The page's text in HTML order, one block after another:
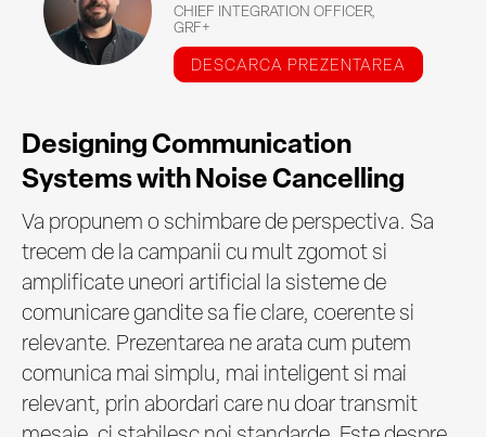
CHIEF INTEGRATION OFFICER,
GRF+
DESCARCA PREZENTAREA
Designing Communication
Systems with Noise Cancelling
Va propunem o schimbare de perspectiva. Sa
trecem de la campanii cu mult zgomot si
amplificate uneori artificial la sisteme de
comunicare gandite sa fie clare, coerente si
relevante. Prezentarea ne arata cum putem
comunica mai simplu, mai inteligent si mai
relevant, prin abordari care nu doar transmit